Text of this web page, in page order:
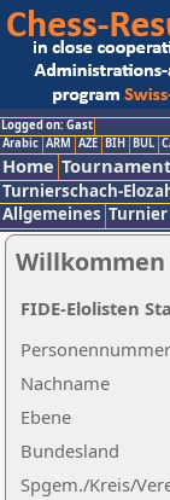
Logged on: Gast
Arabic ARM AZE BIH BUL
Home
Turnierschach-
Allgemeines Turnier
Willkommen
Nachname
Ebene
Personennummer
Bundesland
Spgem./Kreis/
FIDE-Elolisten